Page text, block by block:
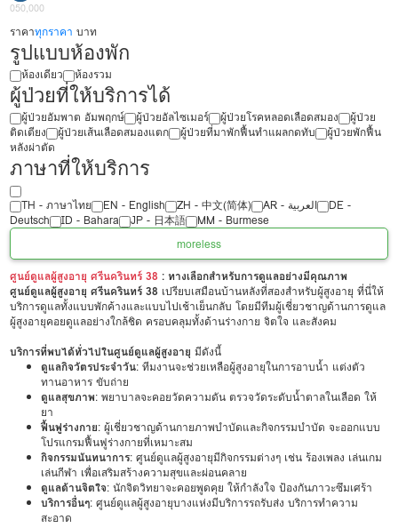
050,000
ราคาทุกราคา บาท
รูปแบบห้องพัก
ห้องเดียว ห้องรวม
ผู้ป่วยที่ให้บริการได้
ผู้ป่วยอัมพาต อัมพฤกษ์ ผู้ป่วยอัลไซเมอร์ ผู้ป่วยโรคหลอดเลือดสมอง
ผู้ป่วย
ติดเตียง
ผู้ป่วยเส้นเลือดสมองแตก ผู้ป่วยที่มาพักฟื้นทำแผลกดทับ
ผู้ป่วยพักฟื้น
หลังผ่าตัด
ภาษาที่ให้บริการ
TH - ‏ภาษาไทย EN - English ZH - 中文(简体) ‏AR - ‏العربية‏
DE -
Deutsch
ID - Bahara JP - 日本語
MM - Burmese
moreless
ศูนย์ดูแลผู้สูงอายุ ศรีนครินทร์ 38 : ทางเลือกสำหรับการดูแลอย่างมีคุณภาพ
ศูนย์ดูแลผู้สูงอายุ ศรีนครินทร์ 38 เปรียบเสมือนบ้านหลังที่สองสำหรับผู้สูงอายุ ที่นี่ให้
บริการดูแลทั้งแบบพักค้างและแบบไปเช้าเย็นกลับ โดยมีทีมผู้เชี่ยวชาญด้านการดูแล
ผู้สูงอายุคอยดูแลอย่างใกล้ชิด ครอบคลุมทั้งด้านร่างกาย จิตใจ และสังคม
บริการที่พบได้ทั่วไปในศูนย์ดูแลผู้สูงอายุ มีดังนี้
ดูแลกิจวัตรประจำวัน: ทีมงานจะช่วยเหลือผู้สูงอายุในการอาบน้ำ แต่งตัว
ทานอาหาร ขับถ่าย
ดูแลสุขภาพ: พยาบาลจะคอยวัดความดัน ตรวจวัดระดับน้ำตาลในเลือด ให้
ยา
ฟื้นฟูร่างกาย: ผู้เชี่ยวชาญด้านกายภาพบำบัดและกิจกรรมบำบัด จะออกแบบ
โปรแกรมฟื้นฟูร่างกายที่เหมาะสม
กิจกรรมนันทนาการ: ศูนย์ดูแลผู้สูงอายุมีกิจกรรมต่างๆ เช่น ร้องเพลง เล่นเกม
เล่นกีฬา เพื่อเสริมสร้างความสุขและผ่อนคลาย
ดูแลด้านจิตใจ: นักจิตวิทยาจะคอยพูดคุย ให้กำลังใจ ป้องกันภาวะซึมเศร้า
บริการอื่นๆ: ศูนย์ดูแลผู้สูงอายุบางแห่งมีบริการรถรับส่ง บริการทำความ
สะอาด